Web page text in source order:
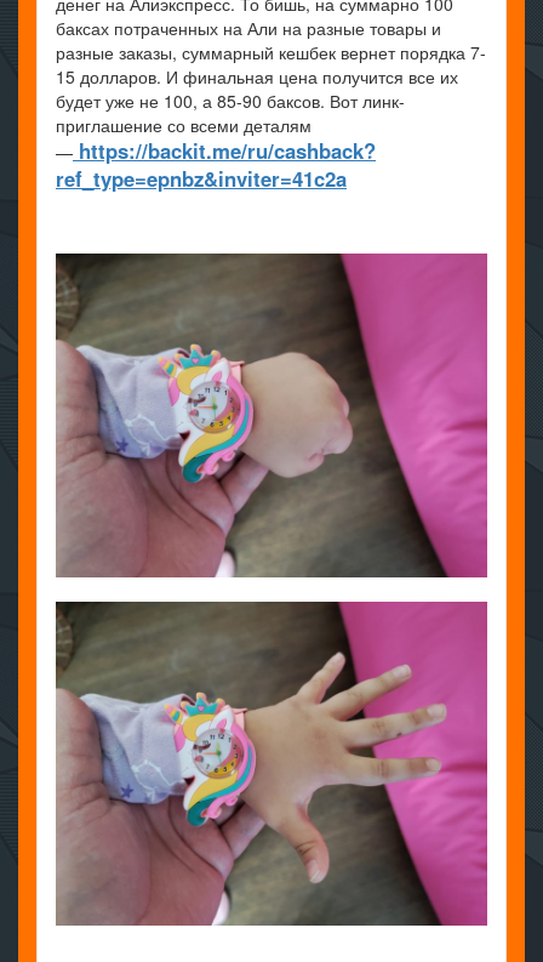
баксах потраченных на Али на разные товары и
разные заказы, суммарный кешбек вернет порядка 7-
15 долларов. И финальная цена получится все их
будет уже не 100, а 85-90 баксов. Вот линк-
приглашение со всеми деталям
— https://backit.me/ru/cashback?
ref_type=epnbz&inviter=41c2a